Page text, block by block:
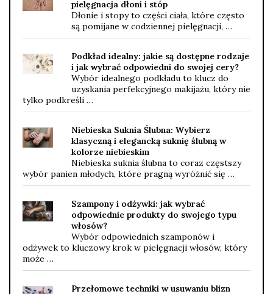
pielęgnacja dłoni i stóp
Dłonie i stopy to części ciała, które często
są pomijane w codziennej pielęgnacji, …
Podkład idealny: jakie są dostępne rodzaje
i jak wybrać odpowiedni do swojej cery?
Wybór idealnego podkładu to klucz do
uzyskania perfekcyjnego makijażu, który nie
tylko podkreśli …
Niebieska Suknia Ślubna: Wybierz
klasyczną i elegancką suknię ślubną w
kolorze niebieskim
Niebieska suknia ślubna to coraz częstszy
wybór panien młodych, które pragną wyróżnić się …
Szampony i odżywki: jak wybrać
odpowiednie produkty do swojego typu
włosów?
Wybór odpowiednich szamponów i
odżywek to kluczowy krok w pielęgnacji włosów, który
może …
Przełomowe techniki w usuwaniu blizn